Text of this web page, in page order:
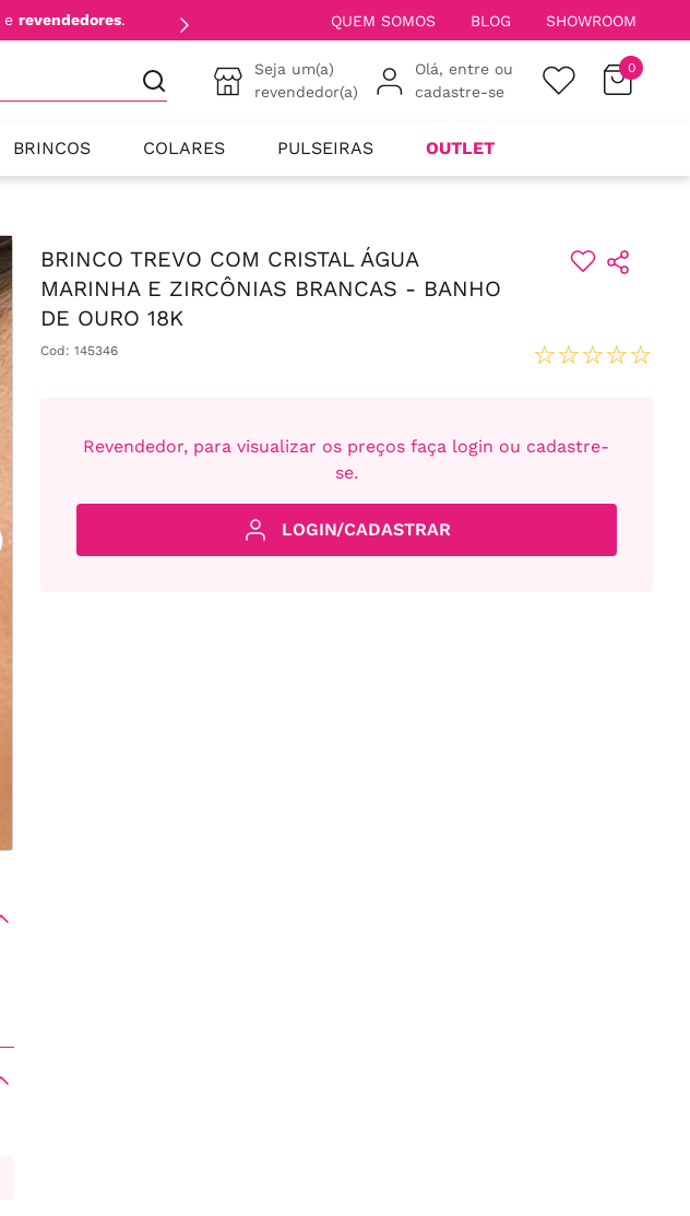
erevendedores. FRETE GRÁTISa partir de 1.999,00 para
QUEM SOMOS BLOG SHOWROOM
Seja um(a)
revendedor(a)
Olá, entre ou
cadastre-se
0
BRINCOS COLARES PULSEIRAS OUTLET
BRINCO TREVO COM CRISTAL ÁGUA
MARINHA E ZIRCÔNIAS BRANCAS - BANHO
DE OURO 18K
Cod: 145346 ☆☆☆☆☆
Revendedor, para visualizar os preços faça login ou cadastre-
se.
LOGIN/CADASTRAR